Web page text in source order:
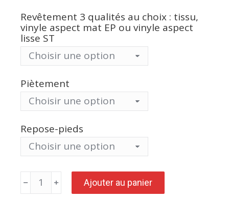
Revêtement 3 qualités au choix : tissu,
vinyle aspect mat EP ou vinyle aspect
lisse ST
Piètement
Repose-pieds
quantité
de
Assis-
Ajouter au panier